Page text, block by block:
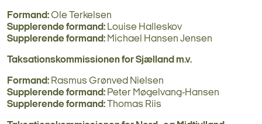
Formand: Ole Terkelsen
Supplerende formand: Louise Halleskov
Supplerende formand: Michael Hansen Jensen
Taksationskommissionen for Sjælland m.v.
Formand: Rasmus Grønved Nielsen
Supplerende formand: Peter Møgelvang-Hansen
Supplerende formand:Thomas Riis